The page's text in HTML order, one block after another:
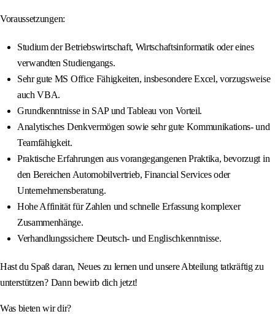
Voraussetzungen:
Studium der Betriebswirtschaft, Wirtschaftsinformatik oder eines
verwandten Studiengangs.
Sehr gute MS Office Fähigkeiten, insbesondere Excel, vorzugsweise
auch VBA.
Grundkenntnisse in SAP und Tableau von Vorteil.
Analytisches Denkvermögen sowie sehr gute Kommunikations- und
Teamfähigkeit.
Praktische Erfahrungen aus vorangegangenen Praktika, bevorzugt in
den Bereichen Automobilvertrieb, Financial Services oder
Unternehmensberatung.
Hohe Affinität für Zahlen und schnelle Erfassung komplexer
Zusammenhänge.
Verhandlungssichere Deutsch- und Englischkenntnisse.
Hast du Spaß daran, Neues zu lernen und unsere Abteilung tatkräftig zu
unterstützen? Dann bewirb dich jetzt!
Was bieten wir dir?